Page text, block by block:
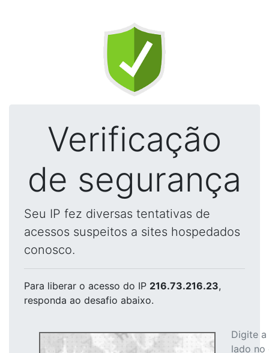
Verificação
de segurança
Seu IP fez diversas tentativas de
acessos suspeitos a sites hospedados
conosco.
Para liberar o acesso do IP 216.73.216.23,
responda ao desafio abaixo.
Digite
lado no